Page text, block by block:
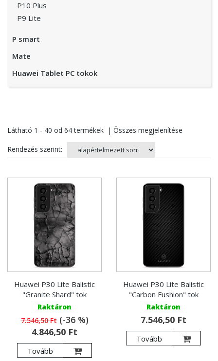
P10 Plus
P9 Lite
P smart
Mate
Huawei Tablet PC tokok
Látható 1 - 40 od 64termékek | Összes megjelenítése
Rendezés szerint:
Huawei P30 Lite Balistic
"Granite Shard" tok
Raktáron
7.546,50 Ft(-36 %)
4.846,50 Ft
Tovább
Huawei P30 Lite Balistic
"Carbon Fushion" tok
Raktáron
7.546,50 Ft
Tovább